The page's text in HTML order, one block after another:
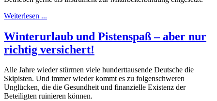
Weiterlesen ...
Winterurlaub und Pistenspaß – aber nur
richtig versichert!
Alle Jahre wieder stürmen viele hunderttausende Deutsche die
Skipisten. Und immer wieder kommt es zu folgenschweren
Unglücken, die die Gesundheit und finanzielle Existenz der
Beteiligten ruinieren können.